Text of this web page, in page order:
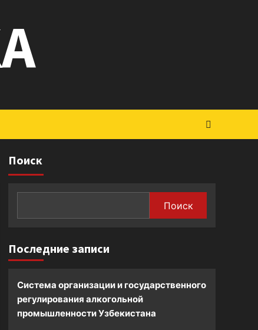
Поиск
Поиск
Последние записи
Система организации и государственного
регулирования алкогольной
промышленности Узбекистана